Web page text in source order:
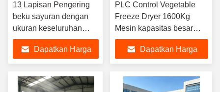
13 Lapisan Pengering
beku sayuran dengan
ukuran keseluruhan
3800 1700 2000 mm
yang dirancang untuk
menjaga nutrisi dan rasa
sayuran
Dapatkan Harga
PLC Control Vegetable
Freeze Dryer 1600Kg
Mesin kapasitas besar
Ideal untuk proses
konservasi sayuran
komersial
Dapatkan Harga